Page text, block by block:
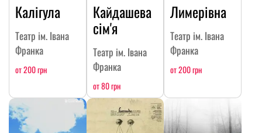
Калігула
Театр ім. Івана
Франка
от 200 грн
Кайдашева
сім'я
Театр ім. Івана
Франка
от 80 грн
Лимерівна
Театр ім. Івана
Франка
от 200 грн